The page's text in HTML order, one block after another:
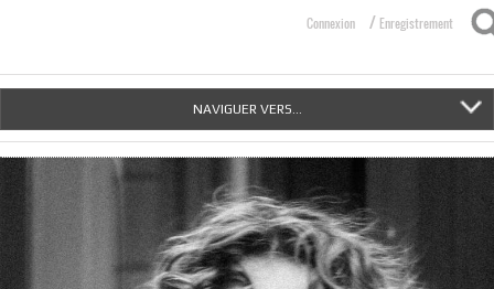
Connexion / Enregistrement
NAVIGUER VERS...